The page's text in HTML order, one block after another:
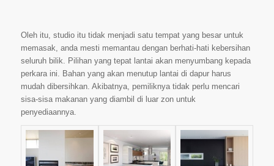
Oleh itu, studio itu tidak menjadi satu tempat yang besar untuk
memasak, anda mesti memantau dengan berhati-hati kebersihan
seluruh bilik. Pilihan yang tepat lantai akan menyumbang kepada
perkara ini. Bahan yang akan menutup lantai di dapur harus
mudah dibersihkan. Akibatnya, pemiliknya tidak perlu mencari
sisa-sisa makanan yang diambil di luar zon untuk
penyediaannya.